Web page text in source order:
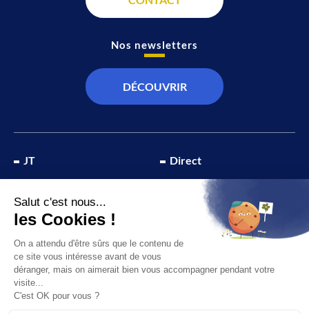
JT
ÉCONOMIE
CULTURE & LOISIRS
SPORT
Direct
À propos de nous
Recevoir la chaîne
Nos newsletters
DÉCOUVRIR